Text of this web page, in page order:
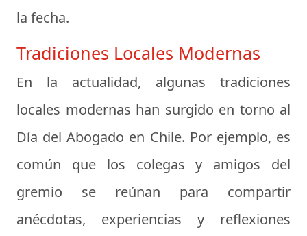
la fecha.
Tradiciones Locales Modernas
En la actualidad, algunas tradiciones
locales modernas han surgido en torno al
Día del Abogado en Chile. Por ejemplo, es
común que los colegas y amigos del
gremio se reúnan para compartir
anécdotas, experiencias y reflexiones